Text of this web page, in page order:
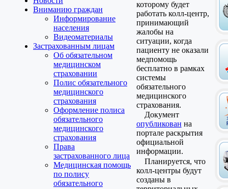
Вниманию граждан
Информирование
населения
Видеоматериалы
Застрахованным лицам
Об обязательном
медицинском
страховании
Полис обязательного
медицинского
страхования
Оформление полиса
обязательного
медицинского
страхования
Права
застрахованного лица
Медицинская помощь
по полису
обязательного
которому будет
работать колл-центр,
принимающий
жалобы на
ситуации, когда
пациенту не оказали
медпомощь
бесплатно в рамках
системы
обязательного
медицинского
страхования.
Документ
опубликован на
портале раскрытия
официальной
информации.
Планируется, что
колл-центры будут
созданы в